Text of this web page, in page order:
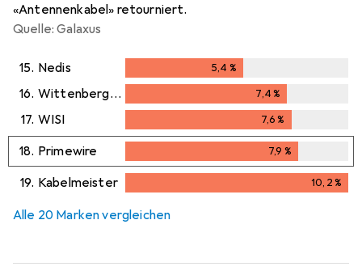
«Antennenkabel» retourniert.
Quelle: Galaxus
15. Nedis 5,4 %
16. Wittenberg Antennen 7,4%
17. WISI 7,6%
18. Primewire 7,9 %
19. Kabelmeister 10,2%
Alle 20 Marken vergleichen